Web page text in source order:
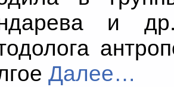
и
Далее…